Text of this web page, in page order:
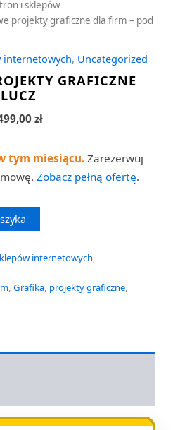
i sklepów
projekty graficzne dla firm – pod
internetowych, Uncategorized
GRAFICZNE
zł
tym miesiącu. Zarezerwuj
Zobacz pełną ofertę.
internetowych,
, Grafika, projekty graficzne,